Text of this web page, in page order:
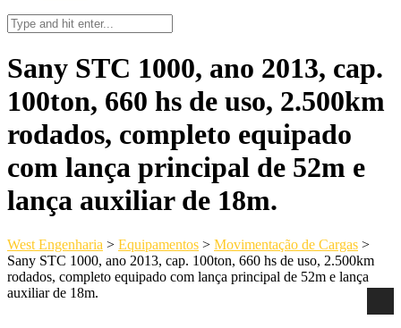
Sany STC 1000, ano 2013, cap.
100ton, 660 hs de uso, 2.500km
rodados, completo equipado
com lança principal de 52m e
lança auxiliar de 18m.
West Engenharia > Equipamentos > Movimentação de Cargas >
Sany STC 1000, ano 2013, cap. 100ton, 660 hs de uso, 2.500km
rodados, completo equipado com lança principal de 52m e lança
auxiliar de 18m.